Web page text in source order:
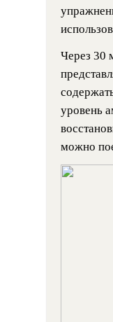
Через 30
уровень
можно